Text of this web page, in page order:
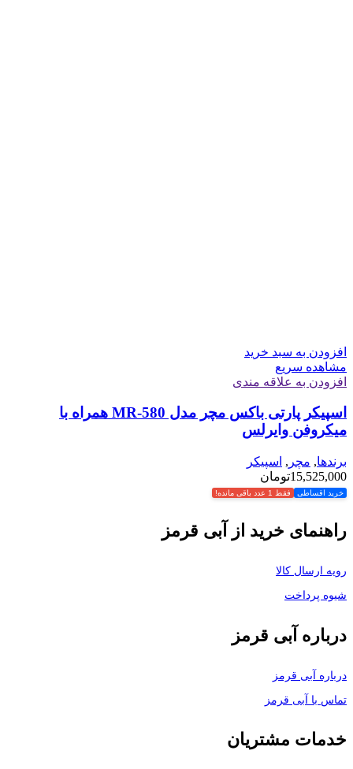
افزودن به سبد خرید
مشاهده سریع
افزودن به علاقه مندی
اسپیکر پارتی باکس مچر مدل MR-580 همراه با
میکروفن وایرلس
برندها, مچر , اسپیکر
15,525,000تومان
خرید اقساطی فقط 1 عدد باقی مانده!
راهنمای خرید از آبی قرمز
رویه ارسال کالا
شیوه پرداخت
درباره آبی قرمز
درباره آبی قرمز
تماس با آبی قرمز
خدمات مشتریان